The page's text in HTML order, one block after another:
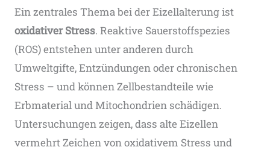
Ein zentrales Thema bei der Eizellalterung ist
oxidativer Stress. Reaktive Sauerstoffspezies
(ROS) entstehen unter anderen durch
Umweltgifte, Entzündungen oder chronischen
Stress – und können Zellbestandteile wie
Erbmaterial und Mitochondrien schädigen.
Untersuchungen zeigen, dass alte Eizellen
vermehrt Zeichen von oxidativem Stress und